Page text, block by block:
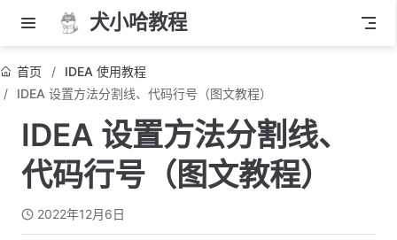
犬小哈教程
首页
IDEA 使用教程
IDEA 设置方法分割线、代码行号（图文教程）
IDEA 设置方法分割线、
代码行号（图文教程）
2022年12月6日